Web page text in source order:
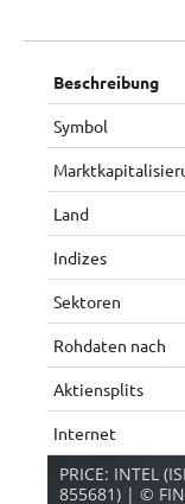
Beschreibung
Symbol
Land
Indizes
Sektoren
Rohdaten nach
Aktiensplits
Internet
PRICE: INTEL
855681) | ©